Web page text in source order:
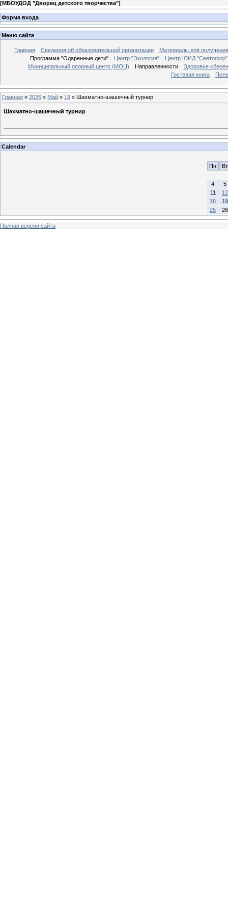
[МБОУДОД "Дворец детского творчества"]
Форма входа
Меню сайта
Главная Сведения об образовательной организации
Материалы для
Программа "Одаренные дети"
Центр "Экология"
Центр ЮИД "Светофор"
Муниципальный опорный центр (МОЦ)
Направленности
Здоровье
Гостевая книга
Главная » 2026 » Май » 19 » Шахматно-шашечный турнир
Шахматно-шашечный турнир
Calendar
Пн Вт
4
5
11
12
18
19
25
26
Полная версия сайта